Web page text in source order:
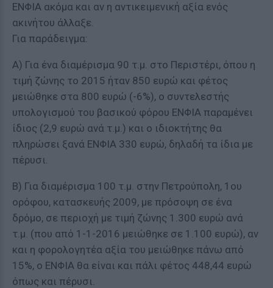
ΕΝΦΙΑ ακόμα και αν η αντικειμενική αξία ενός
ακινήτου άλλαξε.
Για παράδειγμα:
Α) Για ένα διαμέρισμα 90 τ.μ. στο Περιστέρι, όπου η
τιμή ζώνης το 2015 ήταν 850 ευρώ και φέτος
μειώθηκε στα 800 ευρώ (-6%), ο συντελεστής
υπολογισμού του βασικού φόρου ΕΝΦΙΑ παραμένει
ίδιος (2,9 ευρώ ανά τ.μ.) και ο ιδιοκτήτης θα
πληρώσει ξανά ΕΝΦΙΑ 330 ευρώ, δηλαδή τα ίδια με
πέρυσι.
Β) Για διαμέρισμα 100 τ.μ. στην Πετρούπολη, 1ου
ορόφου, κατασκευής 2009, με πρόσοψη σε ένα
δρόμο, σε περιοχή με τιμή ζώνης 1.300 ευρώ ανά
τ.μ. (που από 1-1-2016 μειώθηκε σε 1.100 ευρώ), αν
και η φορολογητέα αξία του μειώθηκε πάνω από
15%, ο ΕΝΦΙΑ θα είναι και πάλι φέτος 448,44 ευρώ
όπως και πέρυσι.